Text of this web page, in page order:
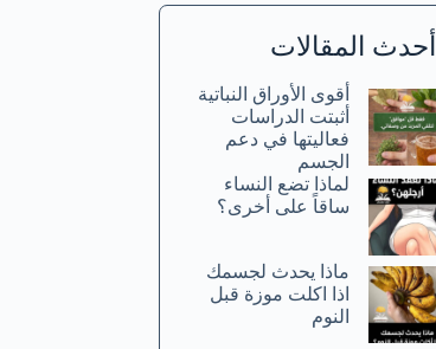
أحدث المقالات
أقوى الأوراق النباتية
أثبتت الدراسات
فعاليتها في دعم
الجسم
لماذا تضع النساء
ساقاً على أخرى؟
ماذا يحدث لجسمك
اذا اكلت موزة قبل
النوم